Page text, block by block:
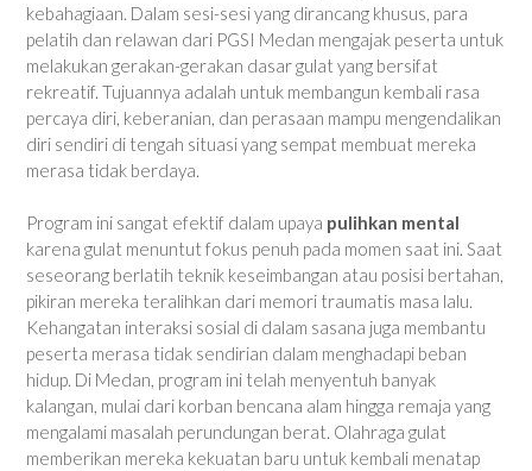
kebahagiaan. Dalam sesi-sesi yang dirancang khusus, para
pelatih dan relawan dari PGSI Medan mengajak peserta untuk
melakukan gerakan-gerakan dasar gulat yang bersifat
rekreatif. Tujuannya adalah untuk membangun kembali rasa
percaya diri, keberanian, dan perasaan mampu mengendalikan
diri sendiri di tengah situasi yang sempat membuat mereka
merasa tidak berdaya.
Program ini sangat efektif dalam upaya pulihkan mental
karena gulat menuntut fokus penuh pada momen saat ini. Saat
seseorang berlatih teknik keseimbangan atau posisi bertahan,
pikiran mereka teralihkan dari memori traumatis masa lalu.
Kehangatan interaksi sosial di dalam sasana juga membantu
peserta merasa tidak sendirian dalam menghadapi beban
hidup. Di Medan, program ini telah menyentuh banyak
kalangan, mulai dari korban bencana alam hingga remaja yang
mengalami masalah perundungan berat. Olahraga gulat
memberikan mereka kekuatan baru untuk kembali menatap